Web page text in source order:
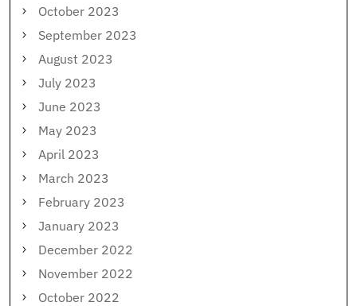
October 2023
September 2023
August 2023
July 2023
June 2023
May 2023
April 2023
March 2023
February 2023
January 2023
December 2022
November 2022
October 2022